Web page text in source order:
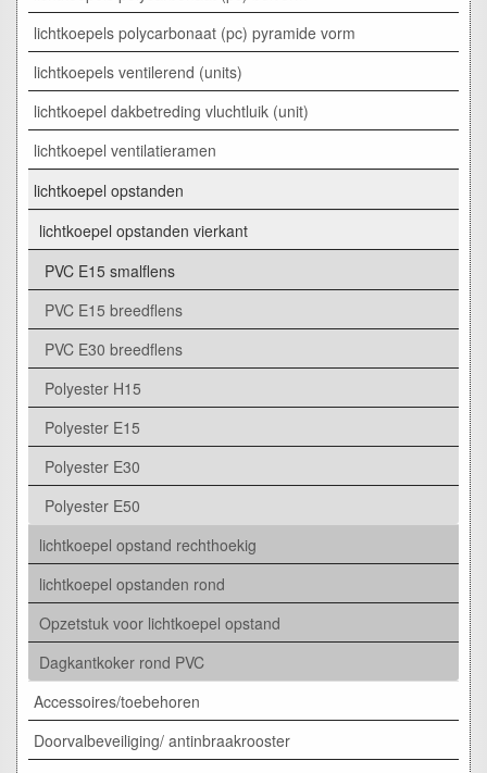
lichtkoepels polycarbonaat (pc) pyramide vorm
lichtkoepels ventilerend (units)
lichtkoepel dakbetreding vluchtluik (unit)
lichtkoepel ventilatieramen
lichtkoepel opstanden
lichtkoepel opstanden vierkant
PVC E15 smalflens
PVC E15 breedflens
PVC E30 breedflens
Polyester H15
Polyester E15
Polyester E30
Polyester E50
lichtkoepel opstand rechthoekig
lichtkoepel opstanden rond
Opzetstuk voor lichtkoepel opstand
Dagkantkoker rond PVC
Accessoires/toebehoren
Doorvalbeveiliging/ antinbraakrooster